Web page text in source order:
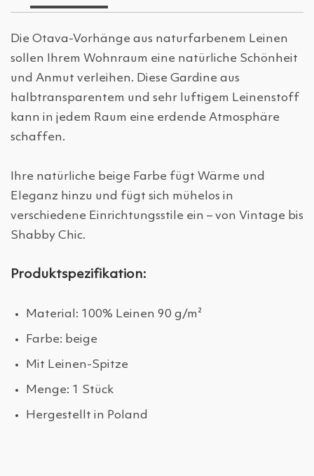
Die Otava-Vorhänge aus naturfarbenem Leinen
sollen Ihrem Wohnraum eine natürliche Schönheit
und Anmut verleihen. Diese Gardine aus
halbtransparentem und sehr luftigem Leinenstoff
kann in jedem Raum eine erdende Atmosphäre
schaffen.
Ihre natürliche beige Farbe fügt Wärme und
Eleganz hinzu und fügt sich mühelos in
verschiedene Einrichtungsstile ein – von Vintage bis
Shabby Chic.
Produktspezifikation:
Material: 100% Leinen 90 g/m²
Farbe: beige
Mit Leinen-Spitze
Menge: 1 Stück
Hergestellt in Poland